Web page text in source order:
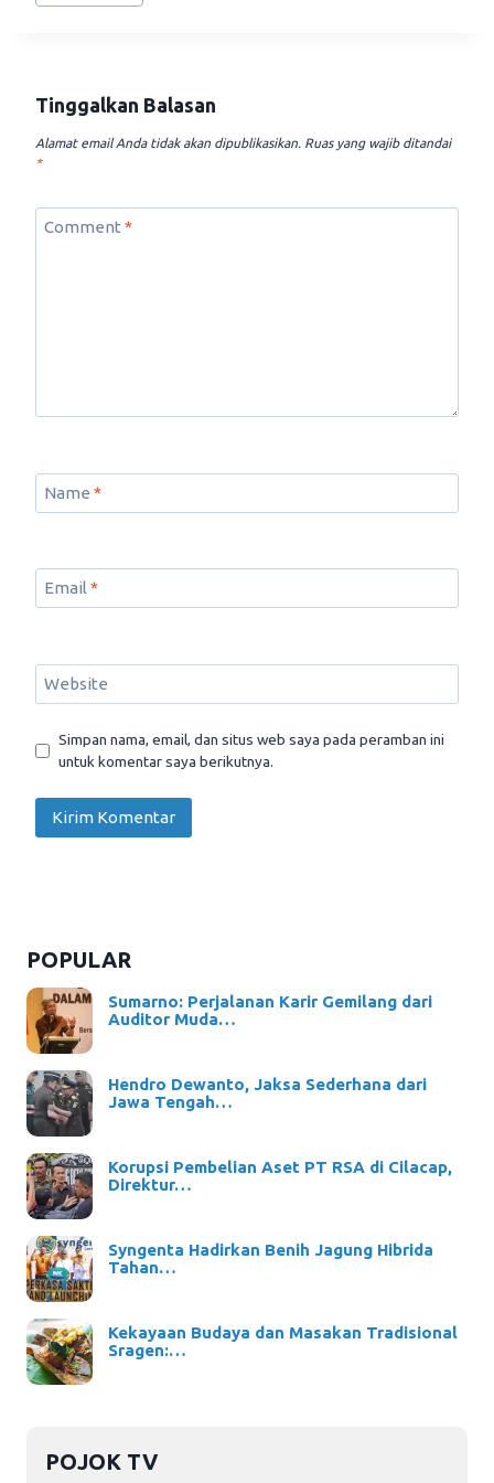
Tinggalkan Balasan
Alamat email Anda tidak akan dipublikasikan. Ruas yang wajib ditandai
*
Comment *
Name *
Email *
Website
Simpan nama, email, dan situs web saya pada peramban ini
untuk komentar saya berikutnya.
POPULAR
Sumarno: Perjalanan Karir Gemilang dari
Auditor Muda…
Hendro Dewanto, Jaksa Sederhana dari
Jawa Tengah…
Korupsi Pembelian Aset PT RSA di Cilacap,
Direktur…
Syngenta Hadirkan Benih Jagung Hibrida
Tahan…
Kekayaan Budaya dan Masakan Tradisional
Sragen:…
POJOK TV